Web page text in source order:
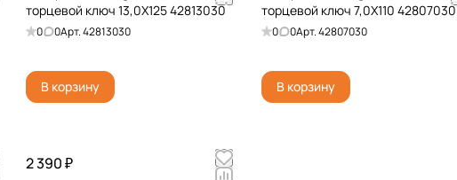
торцевой ключ 13,0X125 42813030
0 0Арт.42813030
В корзину
торцевой ключ 7,0X110 42807030
0 0Арт.42807030
В корзину
2 390 ₽